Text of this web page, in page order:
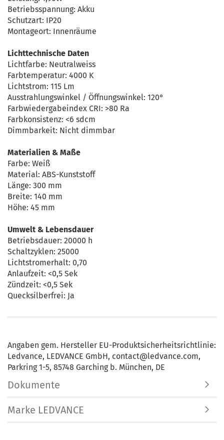
Betriebsspannung: Akku
Schutzart: IP20
Montageort: Innenräume
Lichttechnische Daten
Lichtfarbe: Neutralweiss
Farbtemperatur: 4000 K
Lichtstrom: 115 Lm
Ausstrahlungswinkel / Öffnungswinkel: 120°
Farbwiedergabeindex CRI: >80 Ra
Farbkonsistenz: <6 sdcm
Dimmbarkeit: Nicht dimmbar
Materialien & Maße
Farbe: Weiß
Material: ABS-Kunststoff
Länge: 300 mm
Breite: 140 mm
Höhe: 45 mm
Umwelt & Lebensdauer
Betriebsdauer: 20000 h
Schaltzyklen: 25000
Lichtstromerhalt: 0,70
Anlaufzeit: <0,5 Sek
Zündzeit: <0,5 Sek
Quecksilberfrei: Ja
Angaben gem. Hersteller EU-Produktsicherheitsrichtlinie:
Ledvance, LEDVANCE GmbH, contact@ledvance.com,
Parkring 1-5, 85748 Garching b. München, DE
Dokumente
Marke LEDVANCE